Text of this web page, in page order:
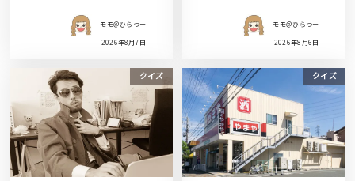
モモ＠ひらつー
2026年8月7日
モモ＠ひらつー
2026年8月6日
クイズ クイズ